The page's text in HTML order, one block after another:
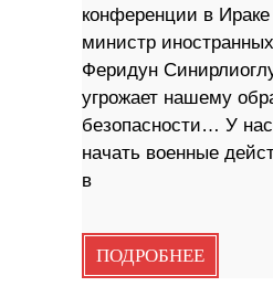
конференции в Ираке
министр
Феридун
угрожает нашему
безопасности… У
начать военные
в
ПОДРОБНЕЕ